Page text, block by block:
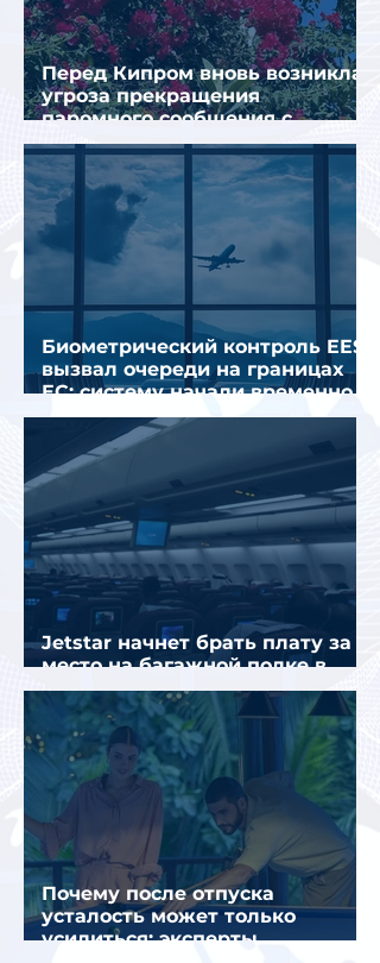
Перед Кипром вновь возникла
угроза прекращения
паромного сообщения с
Грецией
Биометрический контроль EES
вызвал очереди на границах
ЕС: систему начали временно
отключать
Jetstar начнет брать плату за
место на багажной полке в
салоне самолета
Почему после отпуска
усталость может только
усилиться: эксперты